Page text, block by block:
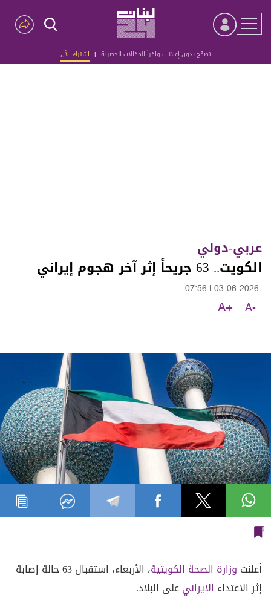
تصفّح بدون إعلانات واقرأ المقالات الحصرية | اشترك الآن
Advertisement
عربي-دولي
الكويت.. 63 جريحاً إثر آخر هجوم إيراني
03-06-2026
07:56
A-
A+
أعلنت وزارة الصحة الكويتية
، الأربعاء، استقبال 63 حالة إصابة
إثر الاعتداء الإيرانيعلى البلاد.